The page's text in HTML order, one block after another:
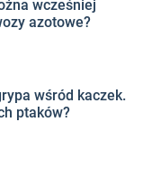
wcześniej
azotowe?
wśród kaczek.
ptaków?
dzikich ptaków? -